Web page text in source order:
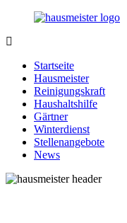
Zurück
Inhalt
Hausmeister.de
rund
Ihren
Haushalt
Startseite
Hausmeister
Reinigungskraft
Haushaltshilfe
Gärtner
Winterdienst
Stellenangebote
News